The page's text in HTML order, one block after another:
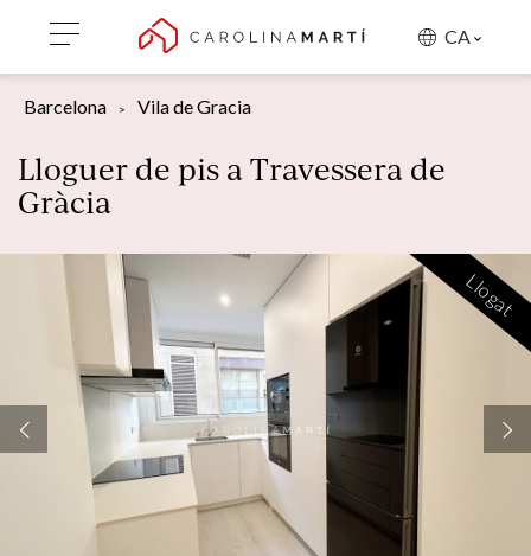
CA
Barcelona Vila de Gracia
Lloguer de pis a Travessera de
Gràcia
Llogat